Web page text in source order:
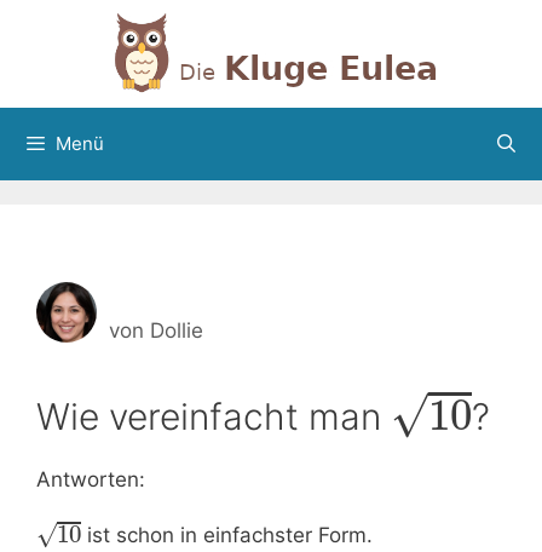
Menü
von Dollie
Wie vereinfacht man √10?
Antworten:
√10 ist schon in einfachster Form.